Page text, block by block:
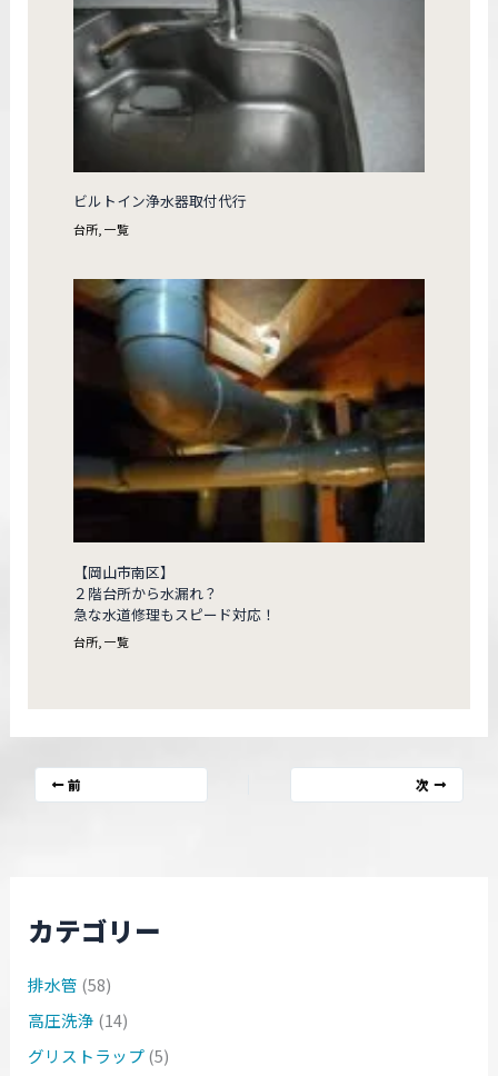
ビルトイン浄水器取付代行
台所 ,一覧
【岡山市南区】
２階台所から水漏れ？
急な水道修理もスピード対応！
台所,一覧
前 次
カテゴリー
排水管 (58)
高圧洗浄 (14)
グリストラップ(5)